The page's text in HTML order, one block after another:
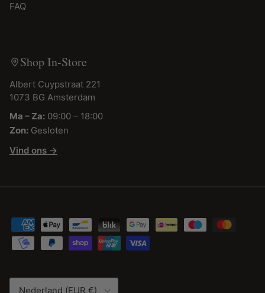
FAQ
Shop In-Store
Albert Cuypstraat 221
1073 BG Amsterdam
Ma – Za: 09:00 – 18:00
Zon: Gesloten
Vind ons →
Land/Regio
Nederland (EUR €)